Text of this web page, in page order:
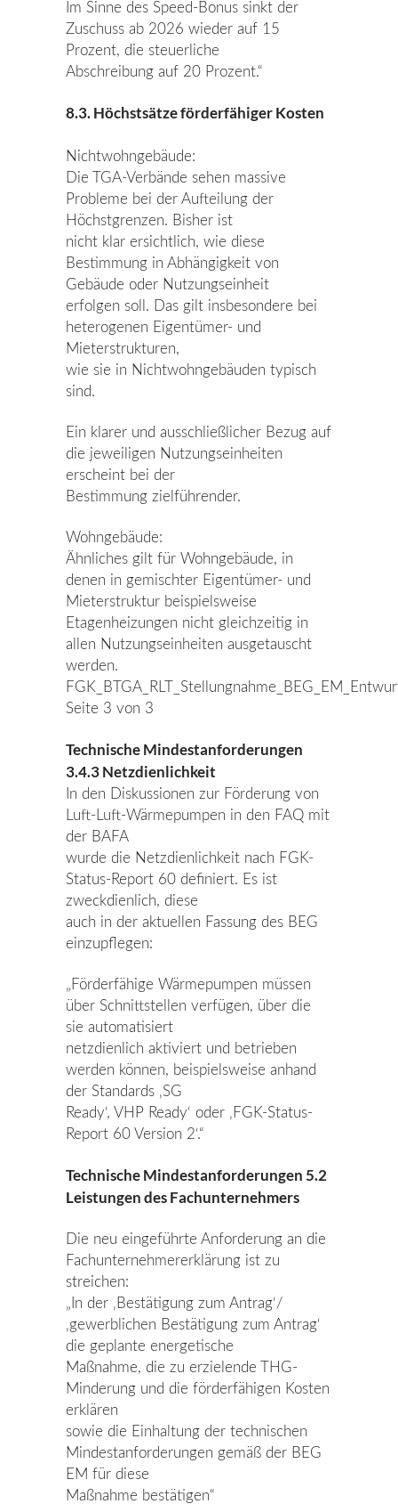
Im Sinne des Speed-Bonus sinkt der
Zuschuss ab 2026 wieder auf 15
Prozent, die steuerliche
Abschreibung auf 20 Prozent.“
8.3. Höchstsätze förderfähiger Kosten
Nichtwohngebäude:
Die TGA-Verbände sehen massive
Probleme bei der Aufteilung der
Höchstgrenzen. Bisher ist
nicht klar ersichtlich, wie diese
Bestimmung in Abhängigkeit von
Gebäude oder Nutzungseinheit
erfolgen soll. Das gilt insbesondere bei
heterogenen Eigentümer- und
Mieterstrukturen,
wie sie in Nichtwohngebäuden typisch
sind.
Ein klarer und ausschließlicher Bezug auf
die jeweiligen Nutzungseinheiten
erscheint bei der
Bestimmung zielführender.
Wohngebäude:
Ähnliches gilt für Wohngebäude, in
denen in gemischter Eigentümer- und
Mieterstruktur beispielsweise
Etagenheizungen nicht gleichzeitig in
allen Nutzungseinheiten ausgetauscht
werden.
Seite 3 von 3
Technische Mindestanforderungen
3.4.3 Netzdienlichkeit
In den Diskussionen zur Förderung von
Luft-Luft-Wärmepumpen in den FAQ mit
der BAFA
wurde die Netzdienlichkeit nach FGK-
Status-Report 60 definiert. Es ist
zweckdienlich, diese
auch in der aktuellen Fassung des BEG
einzupflegen:
„Förderfähige Wärmepumpen müssen
über Schnittstellen verfügen, über die
sie automatisiert
netzdienlich aktiviert und betrieben
werden können, beispielsweise anhand
der Standards ‚SG
Ready‘, VHP Ready‘ oder ‚FGK-Status-
Report 60 Version 2‘.“
Technische Mindestanforderungen 5.2
Leistungen des Fachunternehmers
Die neu eingeführte Anforderung an die
Fachunternehmererklärung ist zu
streichen:
„In der ‚Bestätigung zum Antrag‘/
‚gewerblichen Bestätigung zum Antrag‘
die geplante energetische
Maßnahme, die zu erzielende THG-
Minderung und die förderfähigen Kosten
erklären
sowie die Einhaltung der technischen
Mindestanforderungen gemäß der BEG
EM für diese
Maßnahme bestätigen“